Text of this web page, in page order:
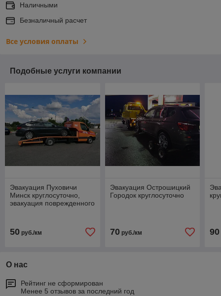
Наличными
Безналичный расчет
Все условия оплаты
Подобные услуги компании
Эвакуация Пуховичи
Минск круглосуточно,
эвакуация поврежденного
50 руб./км
Эвакуация Острошицкий
Городок круглосуточно
70руб./км 90
О нас
Рейтинг не сформирован
Менее 5 отзывов за последний год